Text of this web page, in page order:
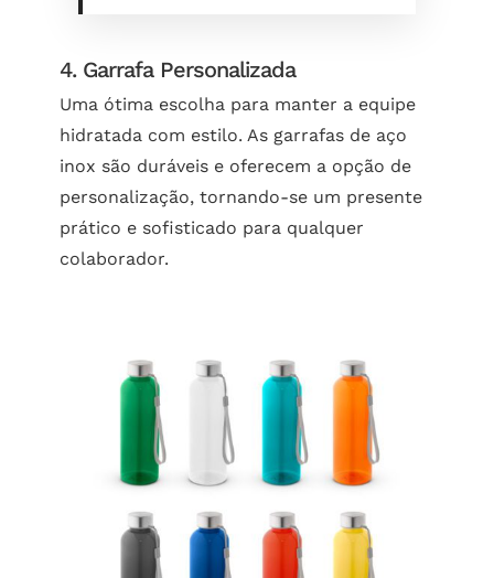
4. Garrafa Personalizada
Uma ótima escolha para manter a equipe
hidratada com estilo. As garrafas de aço
inox são duráveis e oferecem a opção de
personalização, tornando-se um presente
prático e sofisticado para qualquer
colaborador.